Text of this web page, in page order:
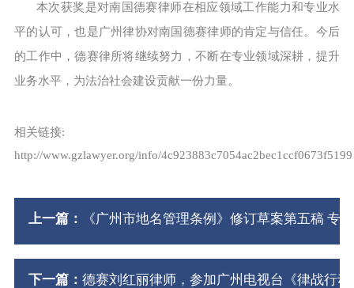
本次获奖是对南国德赛律师在相应领域工作能力和专业水
平的认可，也是广州律协对南国德赛律师的肯定与信任。今后
的工作中，德赛律所将继续努力，不断在专业领域深耕，提升
业务水平，为法治社会建设贡献一份力量。
相关链接:
http://www.gzlawyer.org/info/4c923883c7054ac2bec1ccf0673f5199
上一篇： 《广州市地名管理条例》修订草案第五稿 专
下一篇： 德赛刘红丽律师，参加广州电视台《律战行